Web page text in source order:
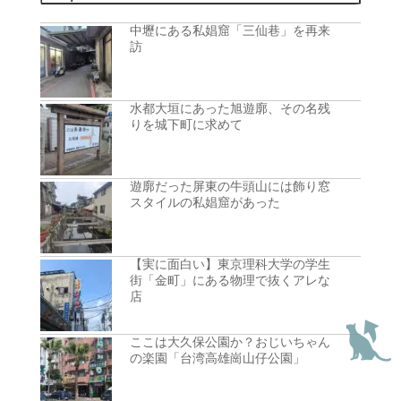
中壢にある私娼窟「三仙巷」を再来
訪
水都大垣にあった旭遊廓、その名残
りを城下町に求めて
遊廓だった屏東の牛頭山には飾り窓
スタイルの私娼窟があった
【実に面白い】東京理科大学の学生
街「金町」にある物理で抜くアレな
店
ここは大久保公園か？おじいちゃん
の楽園「台湾高雄崗山仔公園」